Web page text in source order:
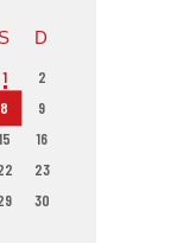
S D
1
2
8
9
16
23
30